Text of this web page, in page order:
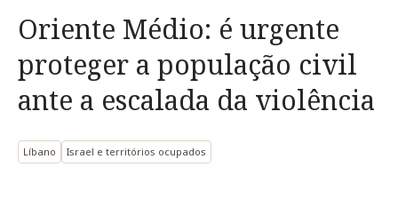
Oriente Médio: é urgente
proteger a população civil
ante a escalada da violência
Líbano Israel e territórios ocupados